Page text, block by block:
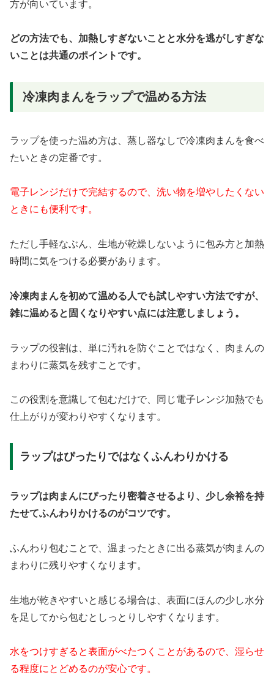
方が向いています。
どの方法でも、加熱しすぎないことと水分を逃がしすぎな
いことは共通のポイントです。
冷凍肉まんをラップで温める方法
ラップを使った温め方は、蒸し器なしで冷凍肉まんを食べ
たいときの定番です。
電子レンジだけで完結するので、洗い物を増やしたくない
ときにも便利です。
ただし手軽なぶん、生地が乾燥しないように包み方と加熱
時間に気をつける必要があります。
冷凍肉まんを初めて温める人でも試しやすい方法ですが、
雑に温めると固くなりやすい点には注意しましょう。
ラップの役割は、単に汚れを防ぐことではなく、肉まんの
まわりに蒸気を残すことです。
この役割を意識して包むだけで、同じ電子レンジ加熱でも
仕上がりが変わりやすくなります。
ラップはぴったりではなくふんわりかける
ラップは肉まんにぴったり密着させるより、少し余裕を持
たせてふんわりかけるのがコツです。
ふんわり包むことで、温まったときに出る蒸気が肉まんの
まわりに残りやすくなります。
生地が乾きやすいと感じる場合は、表面にほんの少し水分
を足してから包むとしっとりしやすくなります。
水をつけすぎると表面がべたつくことがあるので、湿らせ
る程度にとどめるのが安心です。